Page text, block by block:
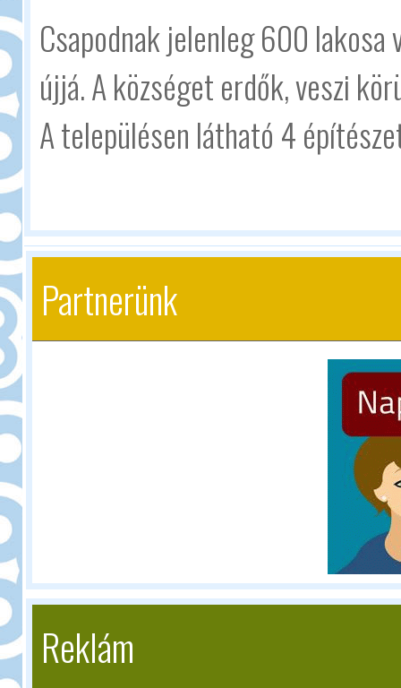
Csapodnak jelenleg 600
újjá. A községet erdők, veszi
A településen látható 4
Partnerünk
Reklám